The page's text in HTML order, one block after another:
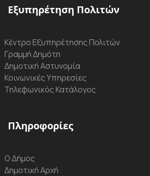
Εξυπηρέτηση Πολιτών
Κέντρο Εξυπηρέτησης Πολιτών
Γραμμή Δημότη
Δημοτική Αστυνομία
Κοινωνικές Υπηρεσίες
Τηλεφωνικός Κατάλογος
Πληροφορίες
Ο Δήμος
Δημοτική Αρχή